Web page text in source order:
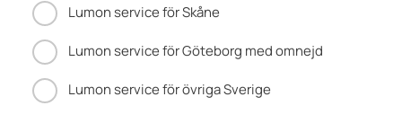
Lumon service för Skåne
Lumon service för Göteborg med omnejd
Lumon service för övriga Sverige